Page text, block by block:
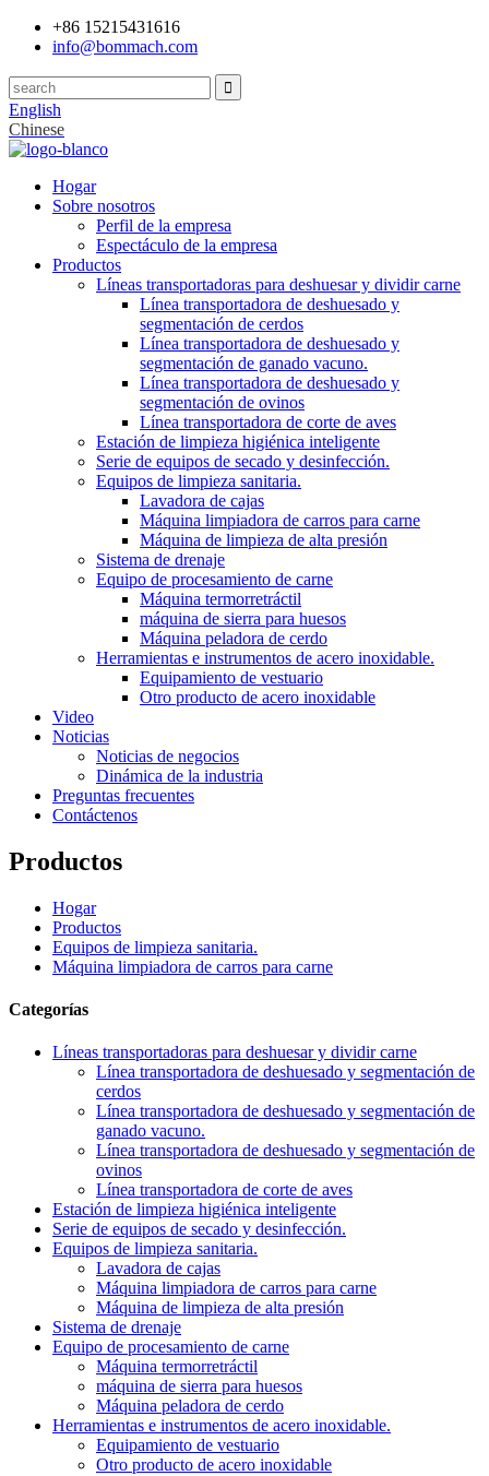
+86 15215431616
info@bommach.com
English
Chinese
Hogar
Sobre nosotros
Perfil de la empresa
Espectáculo de la empresa
Productos
Líneas transportadoras para deshuesar y dividir carne
Línea transportadora de deshuesado y
segmentación de cerdos
Línea transportadora de deshuesado y
segmentación de ganado vacuno.
Línea transportadora de deshuesado y
segmentación de ovinos
Línea transportadora de corte de aves
Estación de limpieza higiénica inteligente
Serie de equipos de secado y desinfección.
Equipos de limpieza sanitaria.
Lavadora de cajas
Máquina limpiadora de carros para carne
Máquina de limpieza de alta presión
Sistema de drenaje
Equipo de procesamiento de carne
Máquina termorretráctil
máquina de sierra para huesos
Máquina peladora de cerdo
Herramientas e instrumentos de acero inoxidable.
Equipamiento de vestuario
Otro producto de acero inoxidable
Video
Noticias
Noticias de negocios
Dinámica de la industria
Preguntas frecuentes
Contáctenos
Productos
Hogar
Productos
Equipos de limpieza sanitaria.
Máquina limpiadora de carros para carne
Categorías
Líneas transportadoras para deshuesar y dividir carne
Línea transportadora de deshuesado y segmentación de
cerdos
Línea transportadora de deshuesado y segmentación de
ganado vacuno.
Línea transportadora de deshuesado y segmentación de
ovinos
Línea transportadora de corte de aves
Estación de limpieza higiénica inteligente
Serie de equipos de secado y desinfección.
Equipos de limpieza sanitaria.
Lavadora de cajas
Máquina limpiadora de carros para carne
Máquina de limpieza de alta presión
Sistema de drenaje
Equipo de procesamiento de carne
Máquina termorretráctil
máquina de sierra para huesos
Máquina peladora de cerdo
Herramientas e instrumentos de acero inoxidable.
Equipamiento de vestuario
Otro producto de acero inoxidable